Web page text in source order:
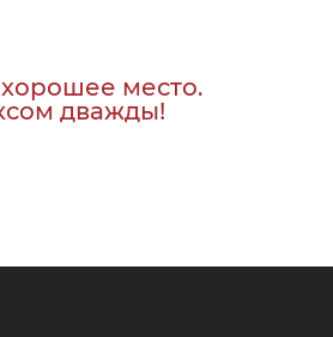
место.
дважды!